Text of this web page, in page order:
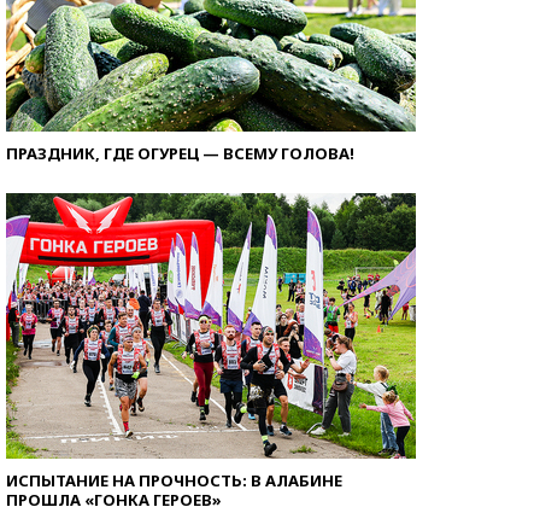
ПРАЗДНИК, ГДЕ ОГУРЕЦ — ВСЕМУ ГОЛОВА!
ИСПЫТАНИЕ НА ПРОЧНОСТЬ: В АЛАБИНЕ
ПРОШЛА «ГОНКА ГЕРОЕВ»